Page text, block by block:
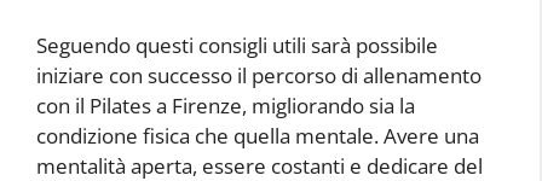
Seguendo questi consigli utili sarà possibile
iniziare con successo il percorso di allenamento
con il Pilates a Firenze, migliorando sia la
condizione fisica che quella mentale. Avere una
mentalità aperta, essere costanti e dedicare del